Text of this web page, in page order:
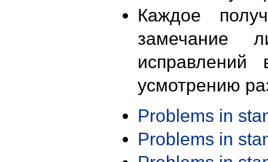
Каждое
замечание
исправлений
усмотрению
Problems in
Problems in